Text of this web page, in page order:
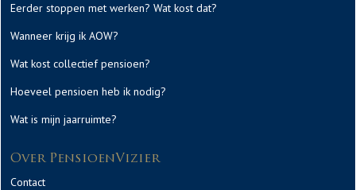
Eerder stoppen met werken? Wat kost dat?
Wanneer krijg ik AOW?
Wat kost collectief pensioen?
Hoeveel pensioen heb ik nodig?
Wat is mijn jaarruimte?
Over PensioenVizier
Contact